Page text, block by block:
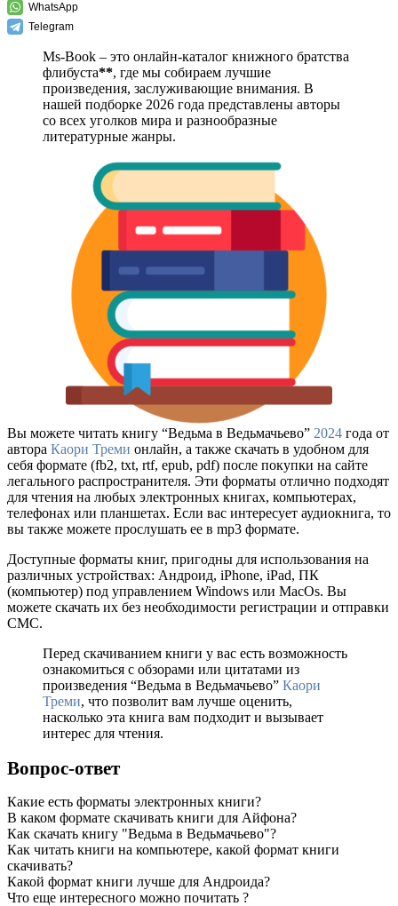
WhatsApp
Telegram
Ms-Book – это онлайн-каталог книжного братства
флибуста**, где мы собираем лучшие
произведения, заслуживающие внимания. В
нашей подборке 2026 года представлены авторы
со всех уголков мира и разнообразные
литературные жанры.
Вы можете читать книгу “Ведьма в Ведьмачьево” 2024 года от
автора Каори Треми онлайн, а также скачать в удобном для
себя формате (fb2, txt, rtf, epub, pdf) после покупки на сайте
легального распространителя. Эти форматы отлично подходят
для чтения на любых электронных книгах, компьютерах,
телефонах или планшетах. Если вас интересует аудиокнига, то
вы также можете прослушать ее в mp3 формате.
Доступные форматы книг, пригодны для использования на
различных устройствах: Андроид, iPhone, iPad, ПК
(компьютер) под управлением Windows или MacOs. Вы
можете скачать их без необходимости регистрации и отправки
СМС.
Перед скачиванием книги у вас есть возможность
ознакомиться с обзорами или цитатами из
произведения “Ведьма в Ведьмачьево” Каори
Треми, что позволит вам лучше оценить,
насколько эта книга вам подходит и вызывает
интерес для чтения.
Вопрос-ответ
Какие есть форматы электронных книги?
В каком формате скачивать книги для Айфона?
Как скачать книгу "Ведьма в Ведьмачьево"?
Как читать книги на компьютере, какой формат книги
скачивать?
Какой формат книги лучше для Андроида?
Что еще интересного можно почитать ?